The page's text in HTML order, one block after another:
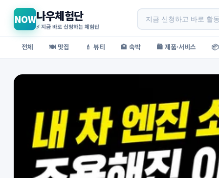
NOW나우체험단
⚡ 지금 바로 신청하는 체험단
전체 🍽️ 맛집 💄 뷰티 🏨 숙박 🛍️ 제품·서비스